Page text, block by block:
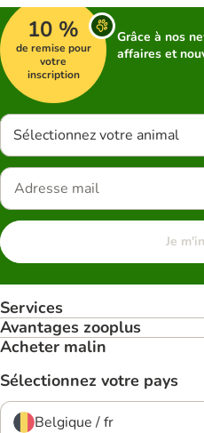
10 %
de remise pour
votre
inscription
Grâce à nos
affaires et
Sélectionnez votre animal
Je
Services
Avantages zooplus
Acheter malin
Sélectionnez votre pays
Belgique / fr